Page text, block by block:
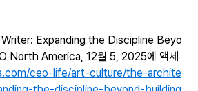
Expanding the Discipline Beyo
North America, 12월 5, 2025에 액세
ceo-life/art-culture/the-archite